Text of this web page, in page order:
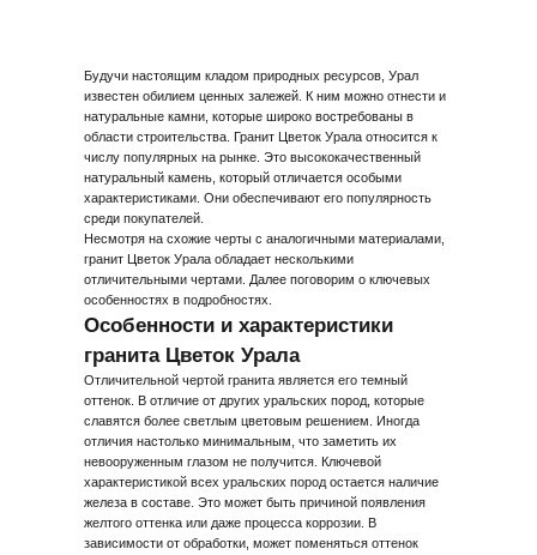
Будучи настоящим кладом природных ресурсов, Урал
известен обилием ценных залежей. К ним можно отнести и
натуральные камни, которые широко востребованы в
области строительства. Гранит Цветок Урала относится к
числу популярных на рынке. Это высококачественный
натуральный камень, который отличается особыми
характеристиками. Они обеспечивают его популярность
среди покупателей.
Несмотря на схожие черты с аналогичными материалами,
гранит Цветок Урала обладает несколькими
отличительными чертами. Далее поговорим о ключевых
особенностях в подробностях.
Особенности и характеристики
гранита Цветок Урала
Отличительной чертой гранита является его темный
оттенок. В отличие от других уральских пород, которые
славятся более светлым цветовым решением. Иногда
отличия настолько минимальным, что заметить их
невооруженным глазом не получится. Ключевой
характеристикой всех уральских пород остается наличие
железа в составе. Это может быть причиной появления
желтого оттенка или даже процесса коррозии. В
зависимости от обработки, может поменяться оттенок